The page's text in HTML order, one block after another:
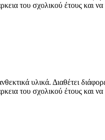
του σχολικού έτους και
υλικά. Διαθέτει
του σχολικού έτους και